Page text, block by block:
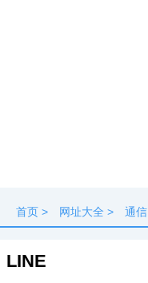
首页 > 网址大全 > 通信
LINE